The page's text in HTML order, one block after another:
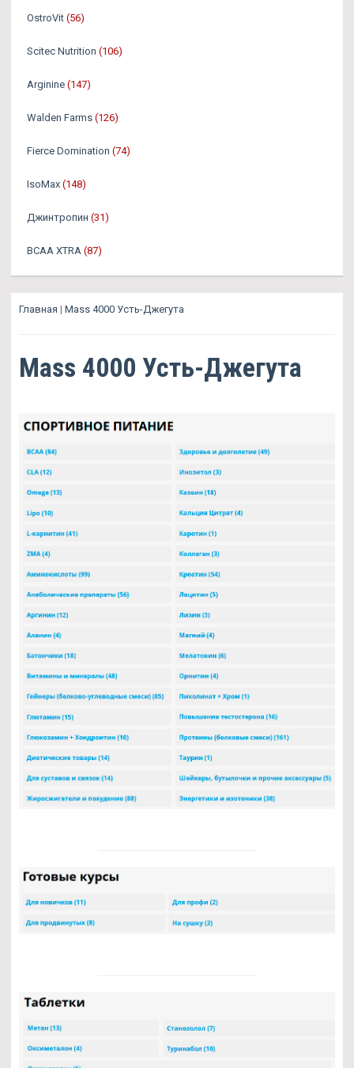
OstroVit (56)
Scitec Nutrition (106)
Arginine (147)
Walden Farms (126)
Fierce Domination (74)
IsoMax (148)
Джинтропин (31)
BCAA XTRA (87)
Главная | Mass 4000 Усть-Джегута
Mass 4000 Усть-Джегута